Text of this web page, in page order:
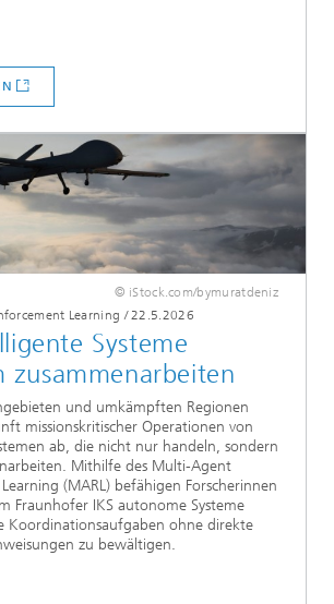
© iStock.com/bymuratdeniz
Learning / 22.5.2026
Systeme
zusammenarbeiten
und umkämpften Regionen
missionskritischer Operationen von
ab, die nicht nur handeln, sondern
Mithilfe des Multi-Agent
(MARL) befähigen Forscherinnen
Fraunhofer IKS autonome Systeme
Koordinationsaufgaben ohne direkte
zu bewältigen.